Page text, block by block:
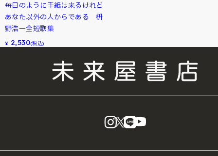
毎日のように手紙は来るけれど
あなた以外の人からである 枡
野浩一全短歌集
¥ 2,530(税込)
instagram
X LINE